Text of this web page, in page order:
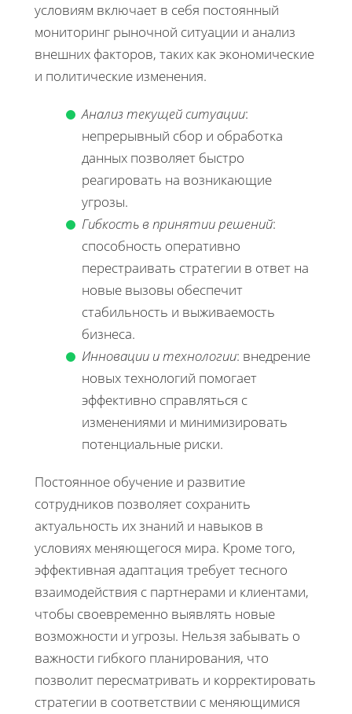
условиям включает в себя постоянный
мониторинг рыночной ситуации и анализ
внешних факторов, таких как экономические
и политические изменения.
Анализ текущей ситуации:
непрерывный сбор и обработка
данных позволяет быстро
реагировать на возникающие
угрозы.
Гибкость в принятии решений:
способность оперативно
перестраивать стратегии в ответ на
новые вызовы обеспечит
стабильность и выживаемость
бизнеса.
Инновации и технологии: внедрение
новых технологий помогает
эффективно справляться с
изменениями и минимизировать
потенциальные риски.
Постоянное обучение и развитие
сотрудников позволяет сохранить
актуальность их знаний и навыков в
условиях меняющегося мира. Кроме того,
эффективная адаптация требует тесного
взаимодействия с партнерами и клиентами,
чтобы своевременно выявлять новые
возможности и угрозы. Нельзя забывать о
важности гибкого планирования, что
позволит пересматривать и корректировать
стратегии в соответствии с меняющимися